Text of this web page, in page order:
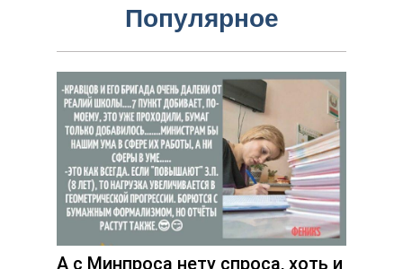
Популярное
А с Минпроса нету спроса, хоть и